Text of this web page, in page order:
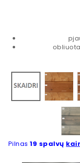
Bespalvis Fintex
Pilnas19 spalvų